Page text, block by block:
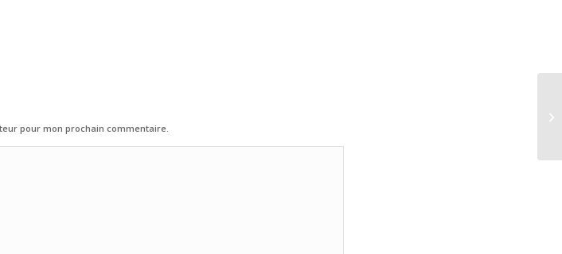
pour mon prochain commentaire.